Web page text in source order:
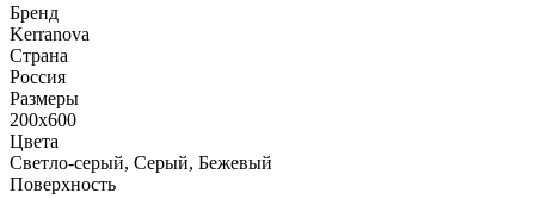
Бренд
Kerranova
Страна
Россия
Размеры
200x600
Цвета
Светло-серый, Серый, Бежевый
Поверхность